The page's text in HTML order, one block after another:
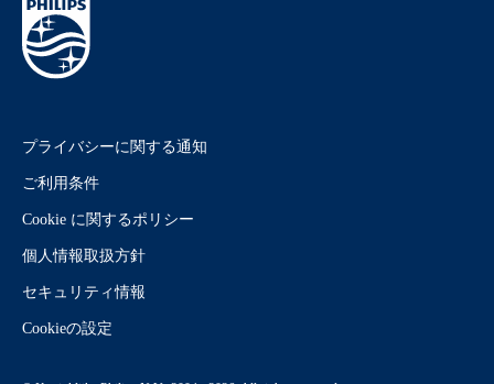
プライバシーに関する通知
ご利用条件
Cookie に関するポリシー
個人情報取扱方針
セキュリティ情報
Cookieの設定